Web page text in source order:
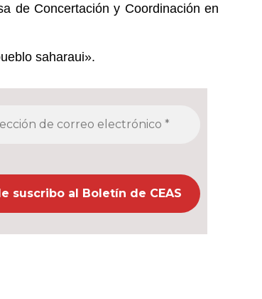
de Concertación y Coordinación en
saharaui».